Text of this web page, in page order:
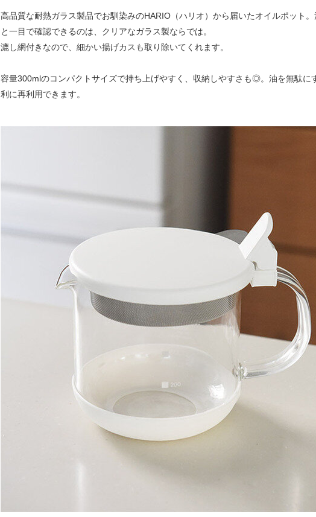
高品質な耐熱ガラス製品でお馴染みのHARIO（ハリオ）から届いたオイルポット
と一目で確認できるのは、クリアなガラス製ならでは。
漉し網付きなので、細かい揚げカスも取り除いてくれます。
容量300mlのコンパクトサイズで持ち上げやすく、収納しやすさも◎。油を無駄に
利に再利用できます。